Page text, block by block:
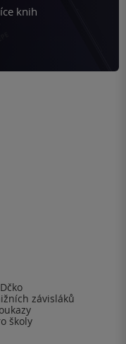
knih
závisláků
školy